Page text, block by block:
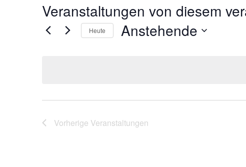
Veranstaltungen von diesem
Heute Anstehende
Vorherige Veranstaltungen